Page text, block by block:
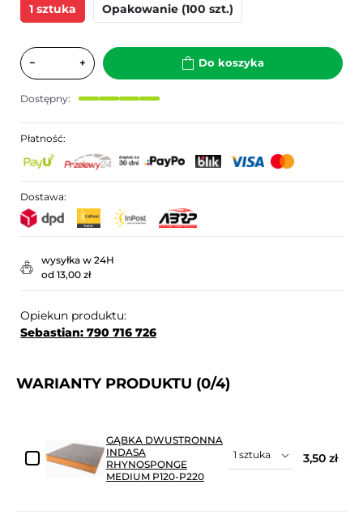
1 sztuka
Opakowanie (100 szt.)
− + Do koszyka
Dostępny:
Płatność:
Dostawa:
wysyłka w 24H
od 13,00 zł
Opiekun produktu:
Sebastian: 790 716 726
WARIANTY PRODUKTU (0/4)
GĄBKA DWUSTRONNA
INDASA
RHYNOSPONGE
MEDIUM P120-P220
3,50 zł